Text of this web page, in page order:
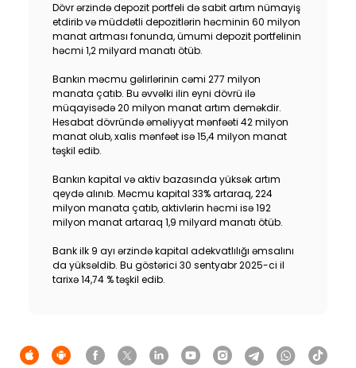
Dövr ərzində depozit portfeli də sabit artım nümayiş
etdirib və müddətli depozitlərin həcminin 60 milyon
manat artması fonunda, ümumi depozit portfelinin
həcmi 1,2 milyard manatı ötüb.
Bankın məcmu gəlirlərinin cəmi 277 milyon
manata çatıb. Bu əvvəlki ilin eyni dövrü ilə
müqayisədə 20 milyon manat artım deməkdir.
Hesabat dövründə əməliyyat mənfəəti 42 milyon
manat olub, xalis mənfəət isə 15,4 milyon manat
təşkil edib.
Bankın kapital və aktiv bazasında yüksək artım
qeydə alınıb. Məcmu kapital 33% artaraq, 224
milyon manata çatıb, aktivlərin həcmi isə 192
milyon manat artaraq 1,9 milyard manatı ötüb.
Bank ilk 9 ayı ərzində kapital adekvatlılığı əmsalını
da yüksəldib. Bu göstərici 30 sentyabr 2025-ci il
tarixə 14,74 % təşkil edib.